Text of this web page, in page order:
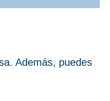
Además, puedes